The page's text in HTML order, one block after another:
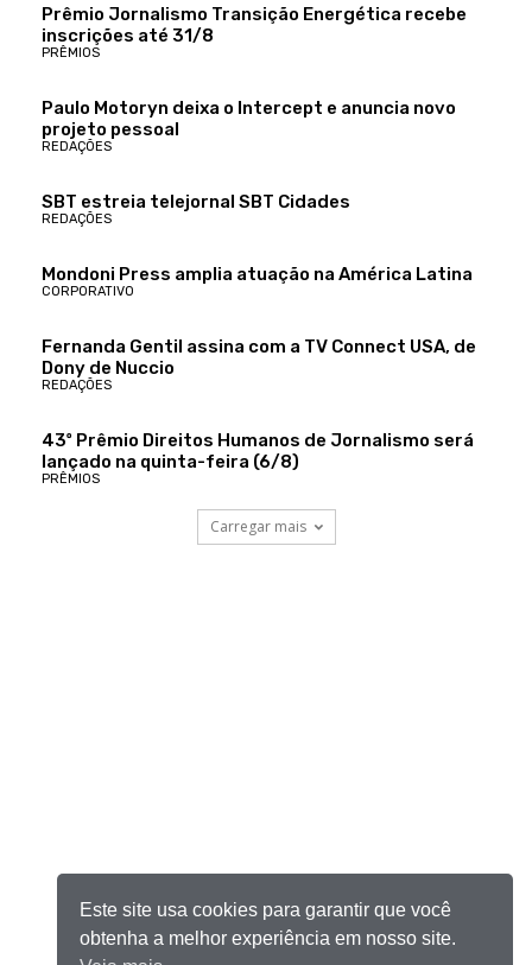
Prêmio Jornalismo Transição Energética recebe
inscrições até 31/8
PRÊMIOS
Paulo Motoryn deixa o Intercept e anuncia novo
projeto pessoal
REDAÇÕES
SBT estreia telejornal SBT Cidades
REDAÇÕES
Mondoni Press amplia atuação na América Latina
CORPORATIVO
Fernanda Gentil assina com a TV Connect USA, de
Dony de Nuccio
REDAÇÕES
43º Prêmio Direitos Humanos de Jornalismo será
lançado na quinta-feira (6/8)
PRÊMIOS
Carregar mais
Este site usa cookies para garantir que você
obtenha a melhor experiência em nosso site.